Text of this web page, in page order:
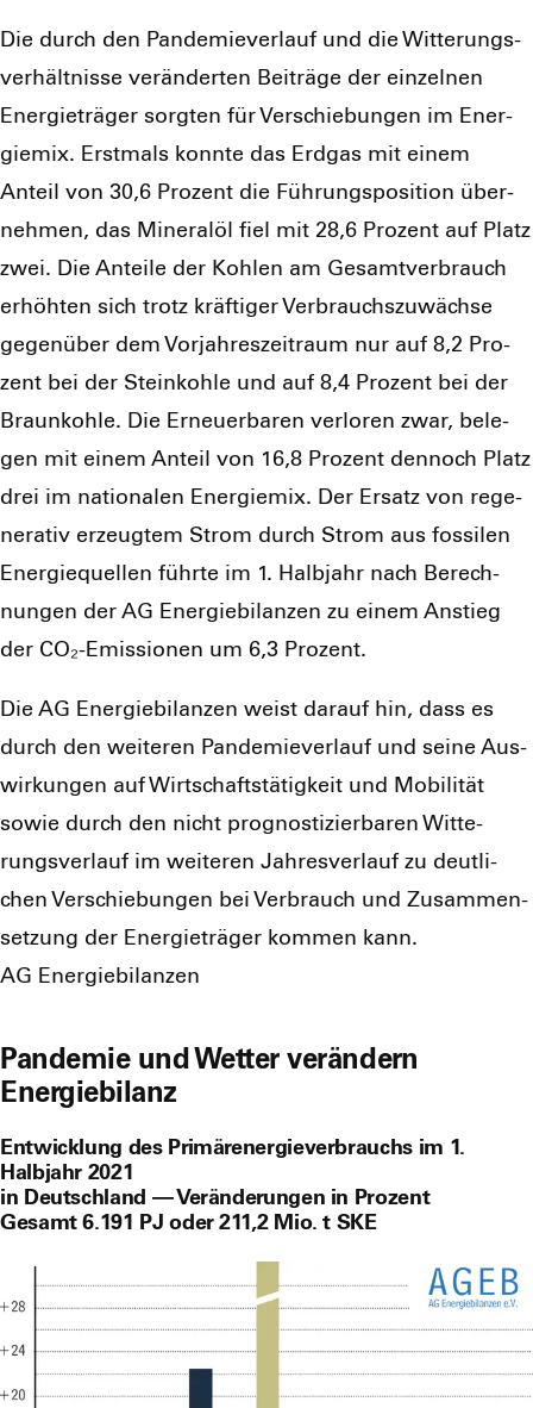
Die durch den Pan­de­mie­ver­lauf und die Wit­te­rungs­
ver­hält­nis­se ver­än­der­ten Bei­trä­ge der ein­zel­nen
Ener­gie­trä­ger sorg­ten für Ver­schie­bun­gen im Ener­
gie­mix. Erst­mals konn­te das Erd­gas mit einem
Anteil von 30,6 Pro­zent die Füh­rungs­po­si­ti­on über­
neh­men, das Mine­ral­öl fiel mit 28,6 Pro­zent auf Platz
zwei. Die Antei­le der Koh­len am Gesamt­ver­brauch
erhöh­ten sich trotz kräf­ti­ger Ver­brauchs­zu­wäch­se
gegen­über dem Vor­jah­res­zeit­raum nur auf 8,2 Pro­
zent bei der Stein­koh­le und auf 8,4 Pro­zent bei der
Braun­koh­le. Die Erneu­er­ba­ren ver­lo­ren zwar, bele­
gen mit einem Anteil von 16,8 Pro­zent den­noch Platz
drei im natio­na­len Ener­gie­mix. Der Ersatz von rege­
ne­ra­tiv erzeug­tem Strom durch Strom aus fos­si­len
Ener­gie­quel­len führ­te im 1. Halb­jahr nach Berech­
nun­gen der AG Ener­gie­bi­lan­zen zu einem Anstieg
der CO₂-Emis­sio­nen um 6,3 Pro­zent.
Die AG Ener­gie­bi­lan­zen weist dar­auf hin, dass es
durch den wei­te­ren Pan­de­mie­ver­lauf und sei­ne Aus­
wir­kun­gen auf Wirt­schafts­tä­tig­keit und Mobi­li­tät
sowie durch den nicht pro­gnos­ti­zier­ba­ren Wit­te­
rungs­ver­lauf im wei­te­ren Jah­res­ver­lauf zu deut­li­
chen Ver­schie­bun­gen bei Ver­brauch und Zusam­men­
set­zung der Ener­gie­trä­ger kom­men kann.
AG Ener­gie­bi­lan­zen
Pandemie und Wetter verändern
Energiebilanz
Entwicklung des Primärenergieverbrauchs im 1.
Halbjahr 2021
in Deutschland — Veränderungen in Prozent
Gesamt 6.191 PJ oder 211,2 Mio. t SKE